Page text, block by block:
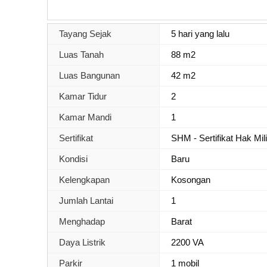
Tayang Sejak 5 hari yang lalu
Luas Tanah 88 m2
Luas Bangunan 42 m2
Kamar Tidur 2
Kamar Mandi 1
Sertifikat SHM - Sertifikat Hak
Kondisi Baru
Kelengkapan Kosongan
Jumlah Lantai 1
Menghadap Barat
Daya Listrik 2200 VA
Parkir 1 mobil